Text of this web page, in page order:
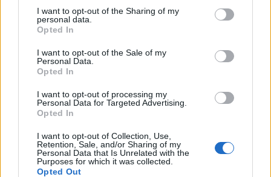
not limited to your visit or usage behaviour. You may click to
grant or deny consent to Google and its third-party tags to
use your data for below specified purposes in below Google
consent section.
I want to opt-out of the Sharing of my
personal data.
Opted In
I want to opt-out of the Sale of my
Personal Data.
Opted In
I want to opt-out of processing my
Personal Data for Targeted Advertising.
Opted In
I want to opt-out of Collection, Use,
Retention, Sale, and/or Sharing of my
Personal Data that Is Unrelated with the
Purposes for which it was collected.
Opted Out
A színház dolga – és ez jól is esik - beleszólni a női
emancipációról folyó párbeszédbe, hiszen ez korunk
egyik kényes témája, mely a #metoo mozgalommal
nagy lendületet vett. ANemek és igenek
-ben is ezt
vizsgáltuk, de már a
című előadásunkkal is
erről próbáltunk beszélni. A nők kötelességei már
mindenben egyeznek a férfiakéival, de vajon a jogaik
alakulása is ezt teszi?A nevem Mary Page Marlowe
a kérdést feszegeti
rendező.